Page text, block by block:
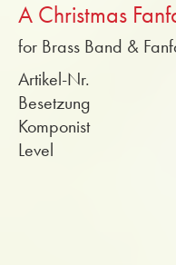
A Christmas
for Brass Band &
Artikel-Nr.
Besetzung
Komponist
Level